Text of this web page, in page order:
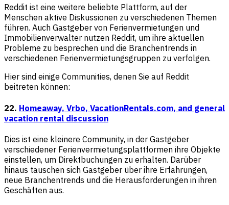
Reddit ist eine weitere beliebte Plattform, auf der
Menschen aktive Diskussionen zu verschiedenen Themen
führen. Auch Gastgeber von Ferienvermietungen und
Immobilienverwalter nutzen Reddit, um ihre aktuellen
Probleme zu besprechen und die Branchentrends in
verschiedenen Ferienvermietungsgruppen zu verfolgen.
Hier sind einige Communities, denen Sie auf Reddit
beitreten können:
22. Homeaway, Vrbo, VacationRentals.com, and general
vacation rental discussion
Dies ist eine kleinere Community, in der Gastgeber
verschiedener Ferienvermietungsplattformen ihre Objekte
einstellen, um Direktbuchungen zu erhalten. Darüber
hinaus tauschen sich Gastgeber über ihre Erfahrungen,
neue Branchentrends und die Herausforderungen in ihren
Geschäften aus.